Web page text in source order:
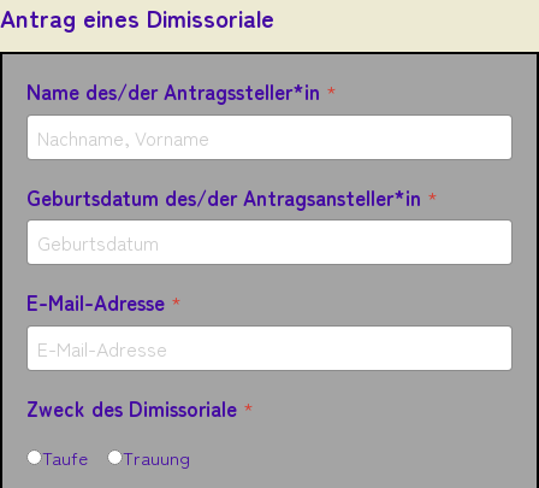
Antrag eines Dimissoriale
Name des/der Antragssteller*in *
Geburtsdatum des/der Antragsansteller*in *
E-Mail-Adresse *
Zweck des Dimissoriale *
Taufe Trauung